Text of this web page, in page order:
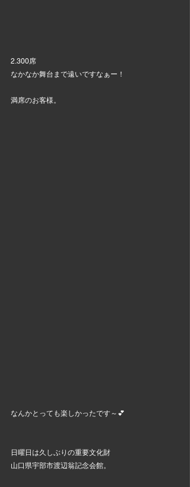
2.300席
なかなか舞台まで遠いですなぁー！
満席のお客様。
なんかとっても楽しかったです～💕
日曜日は久しぶりの重要文化財
山口県宇部市渡辺翁記念会館。